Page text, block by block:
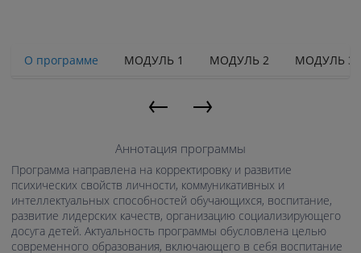
О программе МОДУЛЬ 1 МОДУЛЬ 2 МОДУЛЬ 3
← →
Аннотация программы
Программа направлена на корректировку и развитие
психических свойств личности, коммуникативных и
интеллектуальных способностей обучающихся, воспитание,
развитие лидерских качеств, организацию социализирующего
досуга детей. Актуальность программы обусловлена целью
современного образования, включающего в себя воспитание